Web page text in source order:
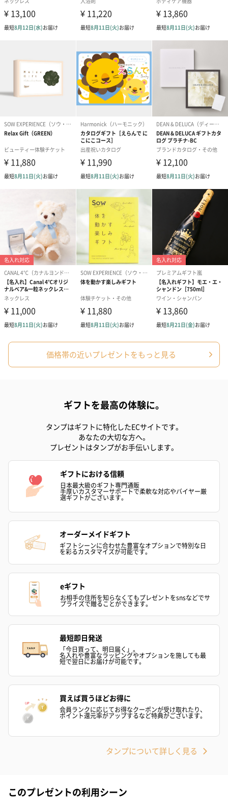
価格帯の近いプレゼントをもっと見る
ギフトを最高の体験に。
タンプはギフトに特化したECサイトです。
あなたの大切な方へ。
プレゼントはタンプがお手伝いします。
ギフトにおける信頼
日本最大級のギフト専門通販
手厚いカスタマーサポートで柔軟な対応やバイヤー厳
選ギフトがございます。
オーダーメイドギフト
ギフトシーンに合わせた豊富なオプションで特別な日
を彩るカスタマイズが可能です。
eギフト
お相手の住所を知らなくてもプレゼントをsnsなどでサ
プライズで贈ることができます。
最短即日発送
「今日買って、明日届く」。
名入れや豊富なラッピングやオプションを施しても最
短で翌日にお届けが可能です。
買えば買うほどお得に
会員ランクに応じてお得なクーポンが受け取れたり、
ポイント還元率がアップするなど特典がございます。
タンプについて詳しく見る
このプレゼントの利用シーン